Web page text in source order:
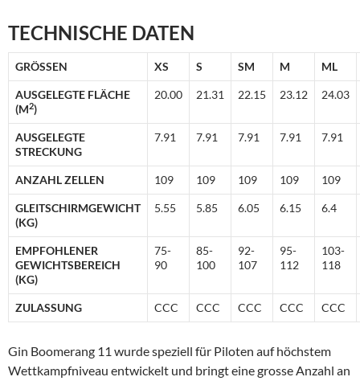
TECHNISCHE DATEN
GRÖSSEN XS S SM M ML
AUSGELEGTE FLÄCHE
(M2)
20.00 21.31 22.15 23.12 24.03
AUSGELEGTE
STRECKUNG
7.91 7.91 7.91 7.91 7.91
ANZAHL ZELLEN 109 109 109 109 109
GLEITSCHIRMGEWICHT
(KG)
5.55 5.85 6.05 6.15 6.4
EMPFOHLENER
GEWICHTSBEREICH
(KG)
75-
90
85-
100
92-
107
95-
112
103-
118
ZULASSUNG CCC CCC CCC CCC CCC
Gin Boomerang 11 wurde speziell für Piloten auf höchstem
Wettkampfniveau entwickelt und bringt eine grosse Anzahl an